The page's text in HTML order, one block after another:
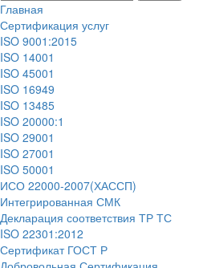
Главная
Сертификация услуг
ISO 9001:2015
ISO 14001
ISO 45001
ISO 16949
ISO 13485
ISO 20000:1
ISO 29001
ISO 27001
ISO 50001
ИСО 22000-2007(ХАССП)
Интегрированная СМК
Декларация соответствия ТР ТС
ISO 22301:2012
Сертификат ГОСТ Р